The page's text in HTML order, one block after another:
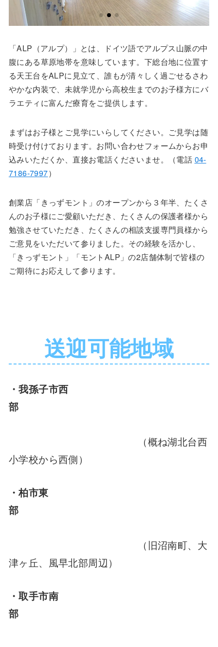
「ALP（アルプ）」とは、ドイツ語でアルプス山脈の中
腹にある草原地帯を意味しています。下総台地に位置す
る天王台をALPに見立て、誰もが清々しく過ごせるさわ
やかな内装で、未就学児から高校生までのお子様方にバ
ラエティに富んだ療育をご提供します。
まずはお子様とご見学にいらしてください。ご見学は随
時受け付けております。お問い合わせフォームからお申
込みいただくか、直接お電話くださいませ。（電話 04‐
7186‐7997）
創業店「きっずモント」のオープンから３年半、たくさ
んのお子様にご愛顧いただき、たくさんの保護者様から
勉強させていただき、たくさんの相談支援専門員様から
ご意見をいただいて参りました。その経験を活かし、
「きっずモント」「モントALP」の2店舗体制で皆様の
ご期待にお応えして参ります。
送迎可能地域
・我孫子市西
部
（概ね湖北台西
小学校から西側）
・柏市東
部
（旧沼南町、大
津ヶ丘、風早北部周辺）
・取手市南
部